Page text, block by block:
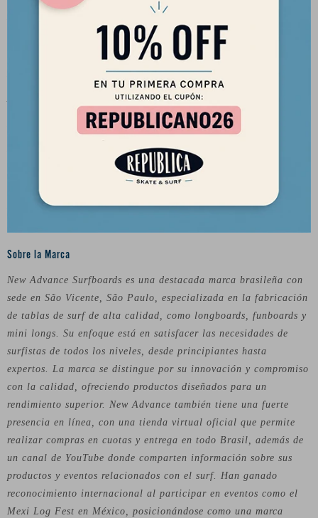
Los colores pueden variar mínimamente entre la foto de la web y
Sobre la Marca
New Advance Surfboards es una destacada marca brasileña con
sede en São Vicente, São Paulo, especializada en la fabricación
de tablas de surf de alta calidad, como longboards, funboards y
mini longs. Su enfoque está en satisfacer las necesidades de
surfistas de todos los niveles, desde principiantes hasta
expertos. La marca se distingue por su innovación y compromiso
con la calidad, ofreciendo productos diseñados para un
rendimiento superior. New Advance también tiene una fuerte
presencia en línea, con una tienda virtual oficial que permite
realizar compras en cuotas y entrega en todo Brasil, además de
un canal de YouTube donde comparten información sobre sus
productos y eventos relacionados con el surf. Han ganado
reconocimiento internacional al participar en eventos como el
Mexi Log Fest en México, posicionándose como una marca